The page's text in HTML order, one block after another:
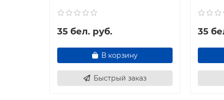
35 бел. руб.
В корзину
Быстрый заказ
35